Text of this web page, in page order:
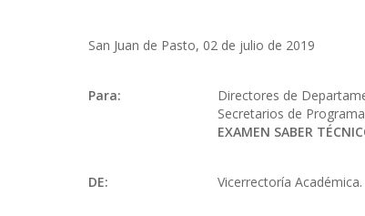
San Juan de Pasto, 02 de julio de 2019
Para:
Directores de
Secretarios de
EXAMEN SABER
DE: Vicerrectoría Académica.